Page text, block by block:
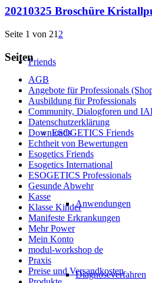
Friends
ESOGETICS Friends
Anwendungen
Diagnoseverfahren
20210325 Broschüre
Seite 1 von 21 2
Seiten
AGB
Angebote für Professionals
Ausbildung für Professionals
Community, Dialogforen und
Datenschutzerklärung
Downloads
Echtheit von Bewertungen
Esogetics Friends
Esogetics International
ESOGETICS Professionals
Gesunde Abwehr
Kasse
Klasse Kinder
Manifeste Erkrankungen
Mehr Power
Mein Konto
modul-workshop de
Praxis
Preise und Versandkosten